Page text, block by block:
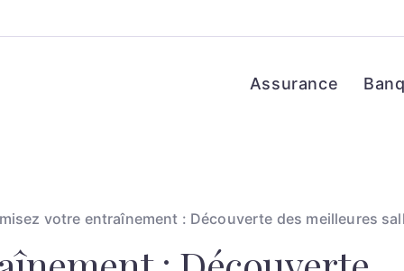
Assurance
votre entraînement : Découverte des meilleures